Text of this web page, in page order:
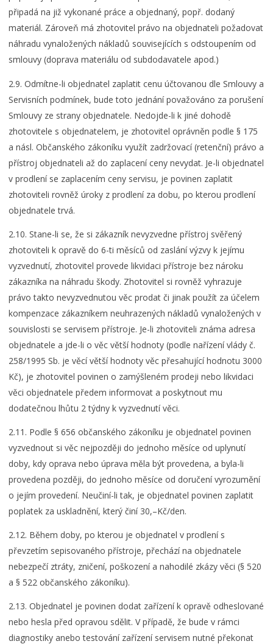
připadá na již vykonané práce a objednaný, popř. dodaný
materiál. Zároveň má zhotovitel právo na objednateli požadovat
náhradu vynaložených nákladů souvisejících s odstoupením od
smlouvy (doprava materiálu od subdodavatele apod.)
2.9. Odmítne-li objednatel zaplatit cenu účtovanou dle Smlouvy a
Servisních podmínek, bude toto jednání považováno za porušení
Smlouvy ze strany objednatele. Nedojde-li k jiné dohodě
zhotovitele s objednatelem, je zhotovitel oprávněn podle § 175
a násl. Občanského zákoníku využít zadržovací (retenční) právo a
přístroj objednateli až do zaplacení ceny nevydat. Je-li objednatel
v prodlení se zaplacením ceny servisu, je povinen zaplatit
zhotoviteli rovněž úroky z prodlení za dobu, po kterou prodlení
objednatele trvá.
2.10. Stane-li se, že si zákazník nevyzvedne přístroj svěřený
zhotoviteli k opravě do 6-ti měsíců od zaslání výzvy k jejímu
vyzvednutí, zhotovitel provede likvidaci přístroje bez nároku
zákazníka na náhradu škody. Zhotovitel si rovněž vyhrazuje
právo takto nevyzvednutou věc prodat či jinak použít za účelem
kompenzace zákazníkem neuhrazených nákladů vynaložených v
souvislosti se servisem přístroje. Je-li zhotoviteli známa adresa
objednatele a jde-li o věc větší hodnoty (podle nařízení vlády č.
258/1995 Sb. je věcí větší hodnoty věc přesahující hodnotu 3000
Kč), je zhotovitel povinen o zamýšleném prodeji nebo likvidaci
věci objednatele předem informovat a poskytnout mu
dodatečnou lhůtu 2 týdny k vyzvednutí věci.
2.11. Podle § 656 občanského zákoníku je objednatel povinen
vyzvednout si věc nejpozději do jednoho měsíce od uplynutí
doby, kdy oprava nebo úprava měla být provedena, a byla-li
provedena později, do jednoho měsíce od doručení vyrozumění
o jejím provedení. Neučiní-li tak, je objednatel povinen zaplatit
poplatek za uskladnění, který činí 30,–Kč/den.
2.12. Během doby, po kterou je objednatel v prodlení s
převzetím sepisovaného přístroje, přechází na objednatele
nebezpečí ztráty, zničení, poškození a nahodilé zkázy věci (§ 520
a § 522 občanského zákoníku).
2.13. Objednatel je povinen dodat zařízení k opravě odheslované
nebo hesla před opravou sdělit. V případě, že bude v rámci
diagnostiky anebo testování zařízení servisem nutné překonat